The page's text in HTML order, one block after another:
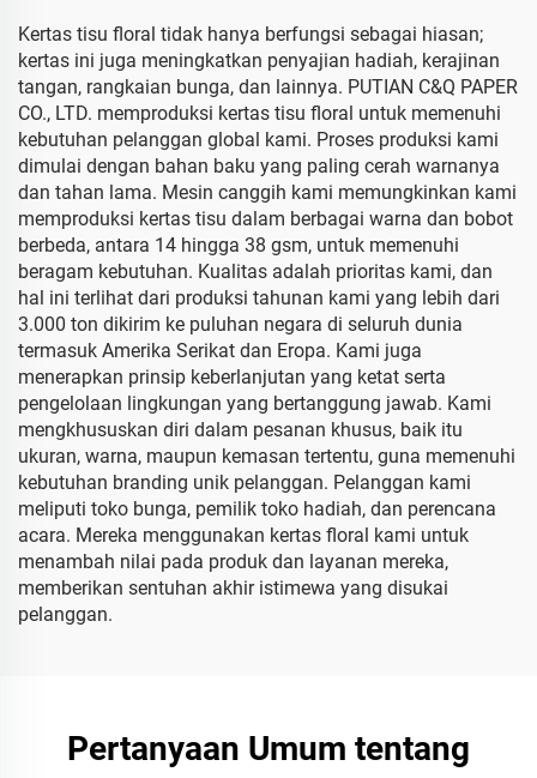
Kertas tisu floral tidak hanya berfungsi sebagai hiasan;
kertas ini juga meningkatkan penyajian hadiah, kerajinan
tangan, rangkaian bunga, dan lainnya. PUTIAN C&Q PAPER
CO., LTD. memproduksi kertas tisu floral untuk memenuhi
kebutuhan pelanggan global kami. Proses produksi kami
dimulai dengan bahan baku yang paling cerah warnanya
dan tahan lama. Mesin canggih kami memungkinkan kami
memproduksi kertas tisu dalam berbagai warna dan bobot
berbeda, antara 14 hingga 38 gsm, untuk memenuhi
beragam kebutuhan. Kualitas adalah prioritas kami, dan
hal ini terlihat dari produksi tahunan kami yang lebih dari
3.000 ton dikirim ke puluhan negara di seluruh dunia
termasuk Amerika Serikat dan Eropa. Kami juga
menerapkan prinsip keberlanjutan yang ketat serta
pengelolaan lingkungan yang bertanggung jawab. Kami
mengkhususkan diri dalam pesanan khusus, baik itu
ukuran, warna, maupun kemasan tertentu, guna memenuhi
kebutuhan branding unik pelanggan. Pelanggan kami
meliputi toko bunga, pemilik toko hadiah, dan perencana
acara. Mereka menggunakan kertas floral kami untuk
menambah nilai pada produk dan layanan mereka,
memberikan sentuhan akhir istimewa yang disukai
pelanggan.
Pertanyaan Umum tentang